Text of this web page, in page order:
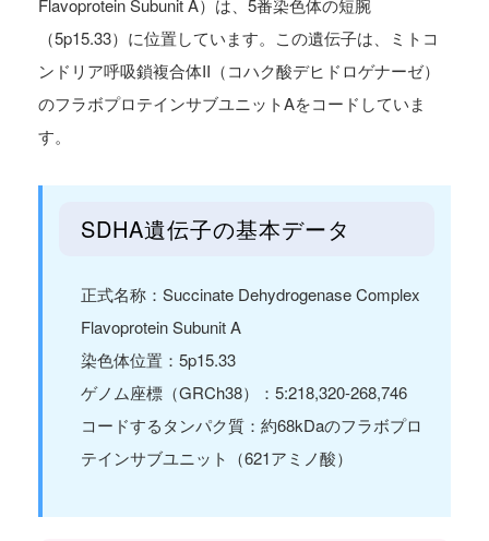
Flavoprotein Subunit A）は、5番染色体の短腕
（5p15.33）に位置しています。この遺伝子は、ミトコ
ンドリア呼吸鎖複合体II（コハク酸デヒドロゲナーゼ）
のフラボプロテインサブユニットAをコードしていま
す。
SDHA遺伝子の基本データ
正式名称：Succinate Dehydrogenase Complex
Flavoprotein Subunit A
染色体位置：5p15.33
ゲノム座標（GRCh38）：5:218,320-268,746
コードするタンパク質：約68kDaのフラボプロ
テインサブユニット（621アミノ酸）